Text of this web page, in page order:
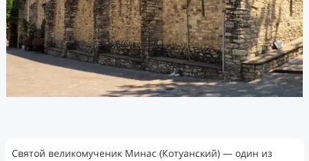
Святой великомученик Минас (Котуанский) — один из